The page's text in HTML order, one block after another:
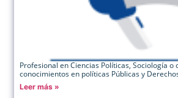
Profesional en Ciencias Políticas, Sociología
conocimientos en políticas Públicas y
Leer más »